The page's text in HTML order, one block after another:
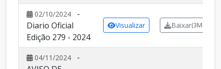
02/10/2024
-
Diario Oficial
Edição 279 - 2024
Visualizar Baixar(3MB)
04/11/2024
-